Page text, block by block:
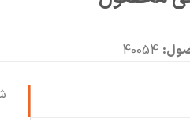
40054